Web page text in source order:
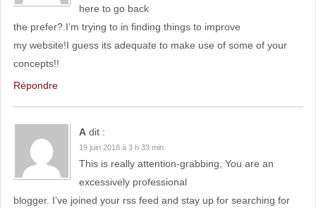
here to go back
the prefer?.I’m trying to in finding things to improve
my website!I guess its adequate to make use of some of your
concepts!!
Répondre
A dit :
19 juin 2018 à 3 h 33 min
This is really attention-grabbing, You are an
excessively professional
blogger. I’ve joined your rss feed and stay up for searching for